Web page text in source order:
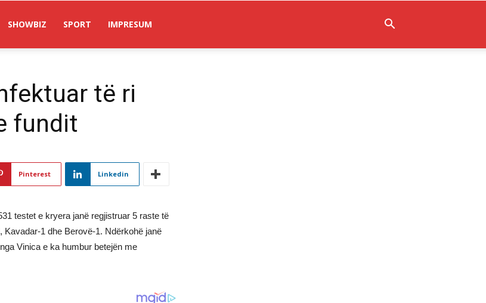
SHOWBIZ SPORT IMPRESUM
të ri
fundit
Pinterest Linkedin
testet e kryera janë regjistruar 5 raste të
Kavadar-1 dhe Berovë-1. Ndërkohë janë
Vinica e ka humbur betejën me